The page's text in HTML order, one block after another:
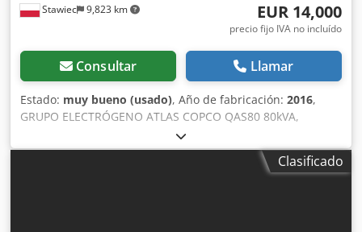
Stawiec 9,823 km EUR 14,000
precio fijo IVA no incluído
Consultar Llamar
Estado: muy bueno (usado), Año de fabricación: 2016,
GRUPO ELECTRÓGENO ATLAS COPCO QAS80 80kVA,
fabricación 2016 Especificaciones técnicas: Dedezcn
Dzopfx Abuock Potencia: 80 kVA (64 kW); año de
Clasificado